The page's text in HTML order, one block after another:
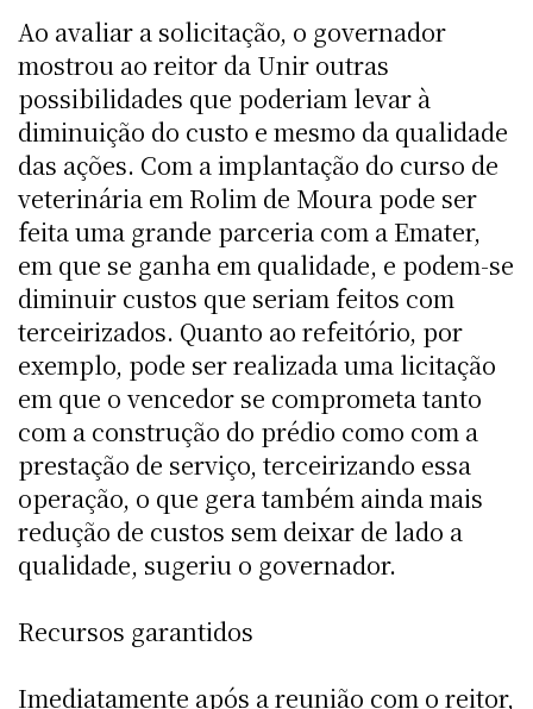
Ao avaliar a solicitação, o governador
mostrou ao reitor da Unir outras
possibilidades que poderiam levar à
diminuição do custo e mesmo da qualidade
das ações. Com a implantação do curso de
veterinária em Rolim de Moura pode ser
feita uma grande parceria com a Emater,
em que se ganha em qualidade, e podem-se
diminuir custos que seriam feitos com
terceirizados. Quanto ao refeitório, por
exemplo, pode ser realizada uma licitação
em que o vencedor se comprometa tanto
com a construção do prédio como com a
prestação de serviço, terceirizando essa
operação, o que gera também ainda mais
redução de custos sem deixar de lado a
qualidade, sugeriu o governador.
Recursos garantidos
Imediatamente após a reunião com o reitor,